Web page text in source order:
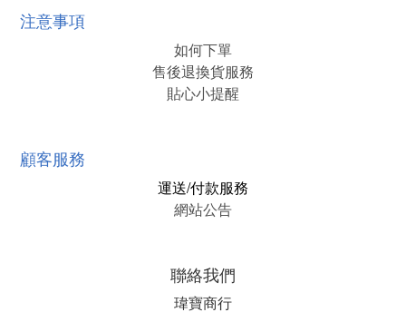
注意事項
如何下單
售後退換貨服務
貼心小提醒
顧客服務
運送/付款服務
網站公告
聯絡我們
瑋寶商行